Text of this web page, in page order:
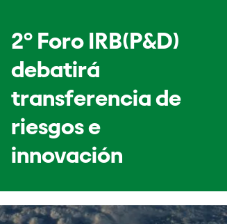
2º Foro IRB(P&D)
debatirá
transferencia de
riesgos e
innovación